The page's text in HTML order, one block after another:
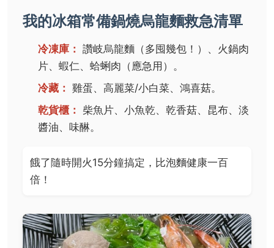
我的冰箱常備鍋燒烏龍麵救急清單
冷凍庫： 讚岐烏龍麵（多囤幾包！）、火鍋肉
片、蝦仁、蛤蜊肉（應急用）。
冷藏： 雞蛋、高麗菜/小白菜、鴻喜菇。
乾貨櫃： 柴魚片、小魚乾、乾香菇、昆布、淡
醬油、味醂。
餓了隨時開火15分鐘搞定，比泡麵健康一百
倍！